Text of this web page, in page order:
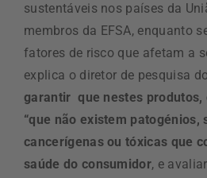
sustentáveis nos países da
membros da EFSA, enquanto
fatores de risco que afetam a
explica o diretor de pesquisa
garantir que nestes produtos,
“que não existem patogénios,
cancerígenas ou tóxicas que
saúde do consumidor, e